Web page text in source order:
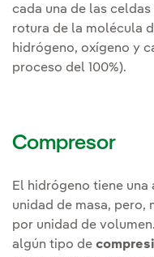
cada una de las
rotura de la molécula
hidrógeno, oxígeno y
proceso del 100%).
Compresor
El hidrógeno tiene
unidad de masa, pero,
por unidad de
algún tipo de